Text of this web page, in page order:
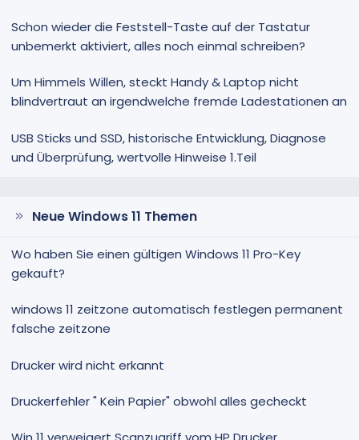
Schon wieder die Feststell-Taste auf der Tastatur
unbemerkt aktiviert, alles noch einmal schreiben?
Um Himmels Willen, steckt Handy & Laptop nicht
blindvertraut an irgendwelche fremde Ladestationen an
USB Sticks und SSD, historische Entwicklung, Diagnose
und Überprüfung, wertvolle Hinweise 1.Teil
Neue Windows 11 Themen
Wo haben Sie einen gültigen Windows 11 Pro-Key
gekauft?
windows 11 zeitzone automatisch festlegen permanent
falsche zeitzone
Drucker wird nicht erkannt
Druckerfehler " Kein Papier" obwohl alles gecheckt